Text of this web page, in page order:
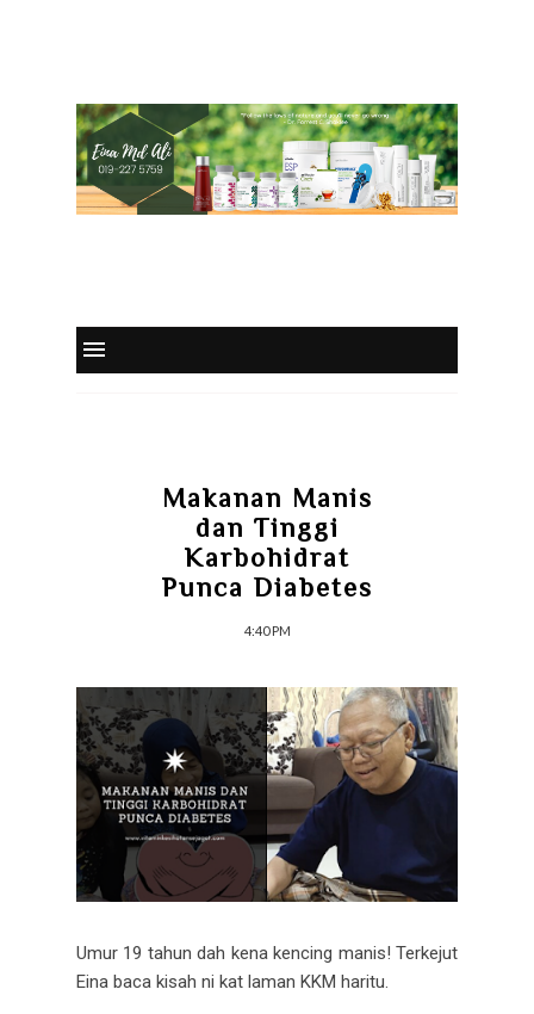
Makanan Manis
dan Tinggi
Karbohidrat
Punca Diabetes
4:40 PM
Umur 19 tahun dah kena kencing manis! Terkejut
Eina baca kisah ni kat laman KKM haritu.